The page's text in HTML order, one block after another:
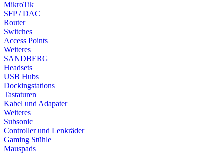
MikroTik
SFP / DAC
Router
Switches
Access Points
Weiteres
SANDBERG
Headsets
USB Hubs
Dockingstations
Tastaturen
Kabel und Adapater
Weiteres
Subsonic
Controller und Lenkräder
Gaming Stühle
Mauspads